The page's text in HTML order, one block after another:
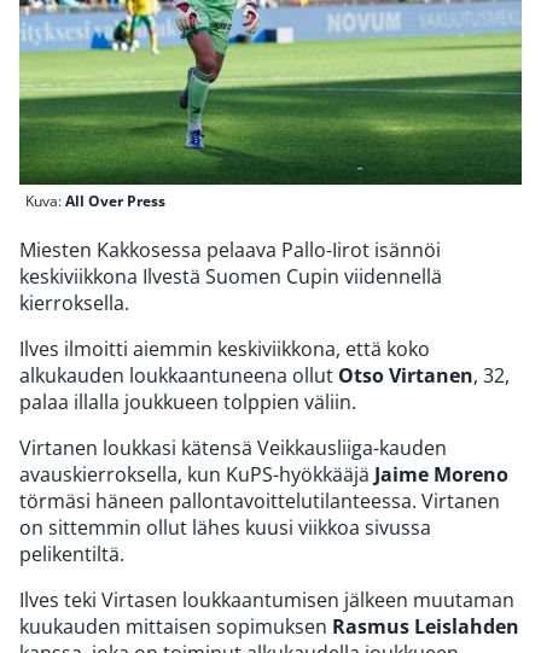
Kuva:All Over Press
Miesten Kakkosessa pelaava Pallo-Iirot isännöi
keskiviikkona Ilvestä Suomen Cupin viidennellä
kierroksella.
Ilves ilmoitti aiemmin keskiviikkona, että koko
alkukauden loukkaantuneena ollut Otso Virtanen, 32,
palaa illalla joukkueen tolppien väliin.
Virtanen loukkasi kätensä Veikkausliiga-kauden
avauskierroksella, kun KuPS-hyökkääjä Jaime Moreno
törmäsi häneen pallontavoittelutilanteessa. Virtanen
on sittemmin ollut lähes kuusi viikkoa sivussa
pelikentiltä.
Ilves teki Virtasen loukkaantumisen jälkeen muutaman
kuukauden mittaisen sopimuksen Rasmus Leislahden